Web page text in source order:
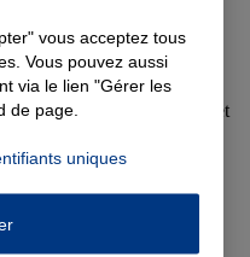
activité plus responsable et
vous acceptez tous
Vous pouvez aussi
via le lien "Gérer les
de page.
uniques